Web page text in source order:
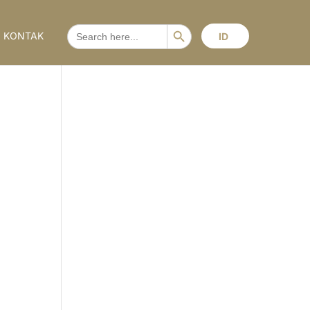
KONTAK
SEARCH
FOR:
Search Button
ID